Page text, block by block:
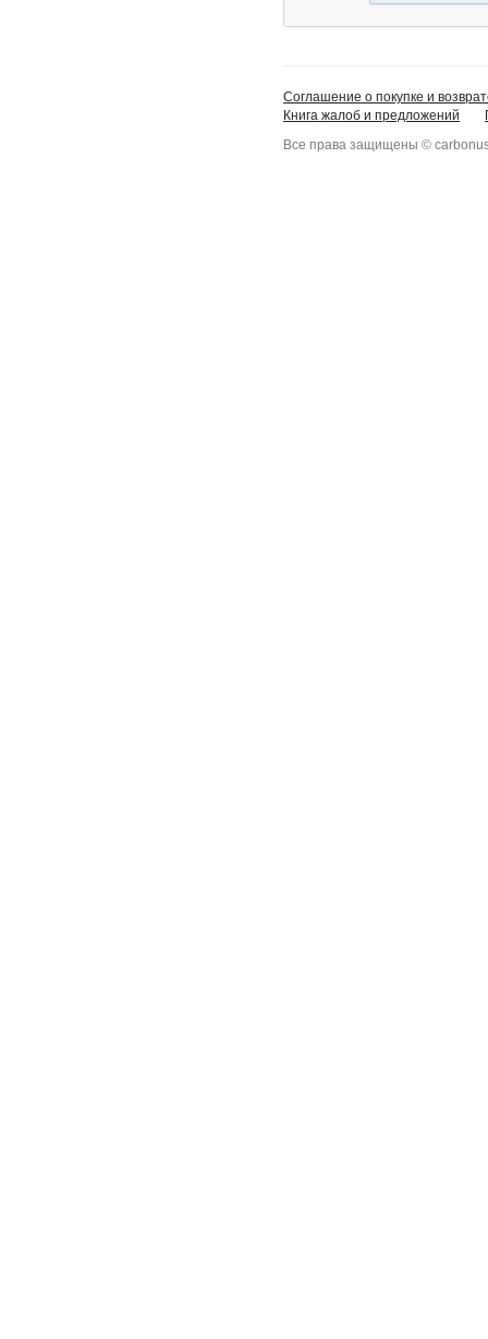
Соглашение о покупке и
Книга жалоб и предложений
Все права защищены ©